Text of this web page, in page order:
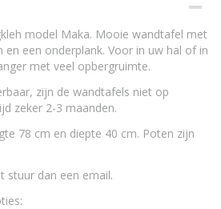
model Maka. Mooie wandtafel met
een onderplank. Voor in uw hal of in
met veel opbergruimte.
zijn de wandtafels niet op
zeker 2-3 maanden.
78 cm en diepte 40 cm. Poten zijn
stuur dan een email.